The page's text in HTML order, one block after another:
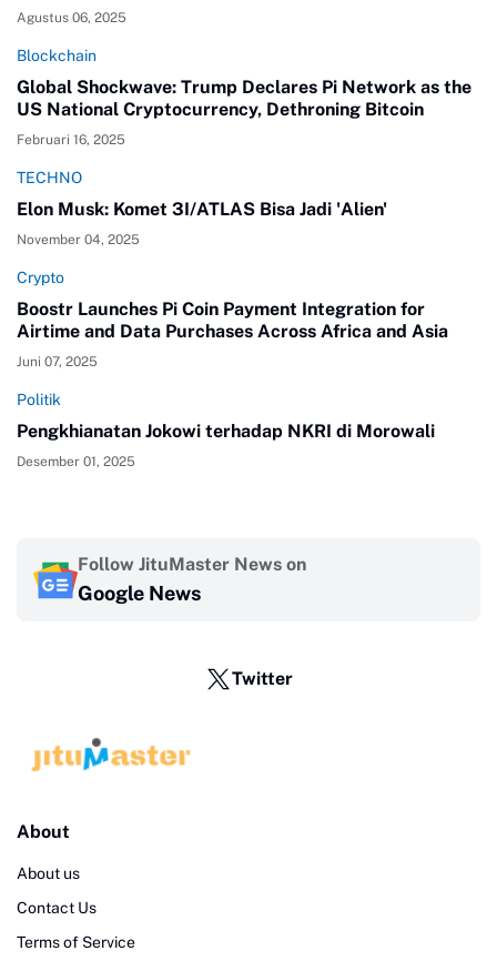
Agustus 06, 2025
Blockchain
Global Shockwave: Trump Declares Pi Network as the
US National Cryptocurrency, Dethroning Bitcoin
Februari 16, 2025
TECHNO
Elon Musk: Komet 3I/ATLAS Bisa Jadi 'Alien'
November 04, 2025
Crypto
Boostr Launches Pi Coin Payment Integration for
Airtime and Data Purchases Across Africa and Asia
Juni 07, 2025
Politik
Pengkhianatan Jokowi terhadap NKRI di Morowali
Desember 01, 2025
Follow JituMaster News on
Google News
Twitter
About
About us
Contact Us
Terms of Service